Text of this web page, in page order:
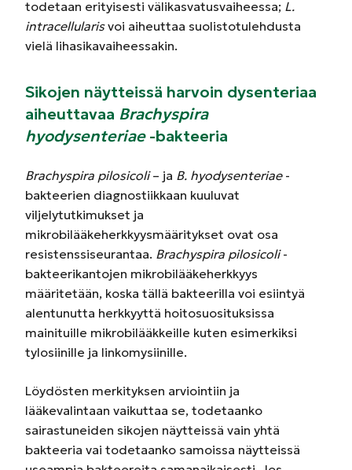
todetaan erityisesti välikasvatusvaiheessa; L.
intracellularisvoi aiheuttaa suolistotulehdusta
vielä lihasikavaiheessakin.
Sikojen näytteissä harvoin dysenteriaa
aiheuttavaa Brachyspira
hyodysenteriae-bakteeria
Brachyspira pilosicoli– ja B. hyodysenteriae-
bakteerien diagnostiikkaan kuuluvat
viljelytutkimukset ja
mikrobilääkeherkkyysmääritykset ovat osa
resistenssiseurantaa. Brachyspira pilosicoli-
bakteerikantojen mikrobilääkeherkkyys
määritetään, koska tällä bakteerilla voi esiintyä
alentunutta herkkyyttä hoitosuosituksissa
mainituille mikrobilääkkeille kuten esimerkiksi
tylosiinille ja linkomysiinille.
Löydösten merkityksen arviointiin ja
lääkevalintaan vaikuttaa se, todetaanko
sairastuneiden sikojen näytteissä vain yhtä
bakteeria vai todetaanko samoissa näytteissä